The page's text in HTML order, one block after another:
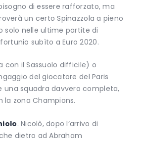
di essere rafforzato, ma
un certo Spinazzola a pieno
solo nelle ultime partite di
subìto a Euro 2020.
con il Sassuolo difficile) o
del giocatore del Paris
una squadra davvero completa,
zona Champions.
. Nicolò, dopo l’arrivo di
dietro ad Abraham